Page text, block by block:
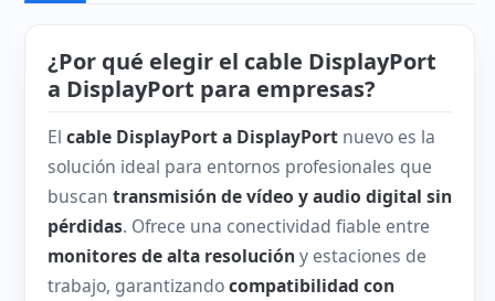
¿Por qué elegir el cable DisplayPort
a DisplayPort para empresas?
El cable DisplayPort a DisplayPort nuevo es la
solución ideal para entornos profesionales que
buscan transmisión de vídeo y audio digital sin
pérdidas. Ofrece una conectividad fiable entre
monitores de alta resolucióny estaciones de
trabajo, garantizandocompatibilidad con